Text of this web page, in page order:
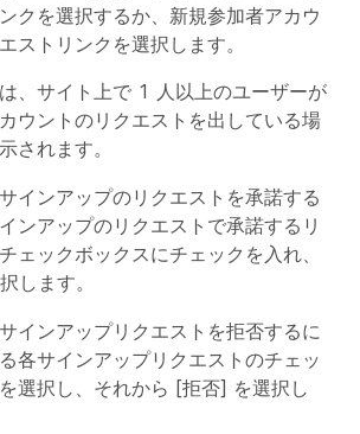
クを選択するか、新規参加者アカウ
ストリンクを選択します。
、サイト上で 1 人以上のユーザーが
ウントのリクエストを出している場
されます。
インアップのリクエストを承諾する
ンアップのリクエストで承諾するリ
ェックボックスにチェックを入れ、
します。
インアップリクエストを拒否するに
各サインアップリクエストのチェッ
選択し、それから [拒否] を選択し